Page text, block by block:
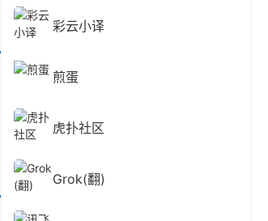
彩云小译
煎蛋
虎扑社区
Grok(翻)